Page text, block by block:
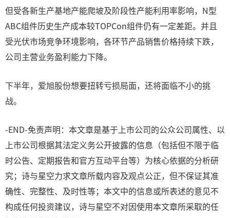
但受各新生产基地产能爬坡及阶段性产能利用率影响，N型
ABC组件历史生产成本较TOPCon组件仍有一定差距。并且
受光伏市场竞争环境影响，各环节产品销售价格持续下跌，
公司主营业务盈利能力下降。
下半年，爱旭股份想要扭转亏损局面，还将面临不小的挑
战。
-END-免责声明：本文章是基于上市公司的公众公司属性、以
上市公司根据其法定义务公开披露的信息（包括但不限于临
时公告、定期报告和官方互动平台等）为核心依据的分析研
究；诗与星空力求文章所载内容及观点公正，但不保证其准
确性、完整性、及时性等；本文中的信息或所表述的意见不
构成任何投资建议，诗与星空不对因使用本文章所采取的任